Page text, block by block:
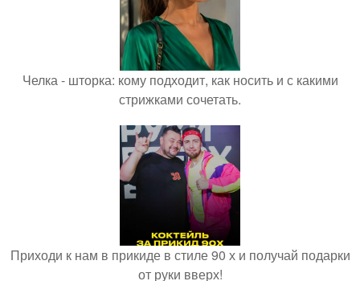
Челка - шторка: кому подходит, как носить и с какими
стрижками сочетать.
Приходи к нам в прикиде в стиле 90 х и получай подарки
от руки вверх!